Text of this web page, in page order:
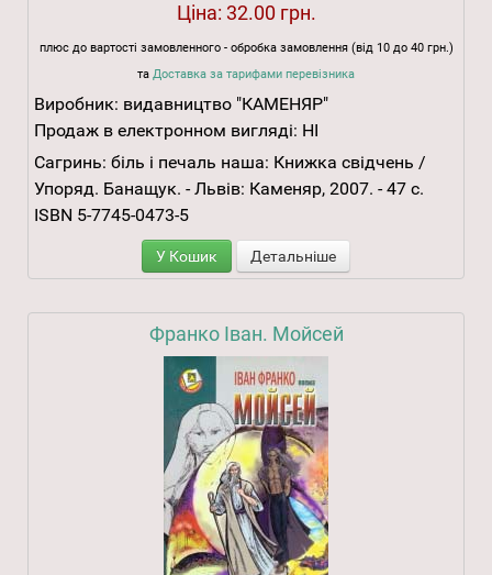
Ціна: 32.00 грн.
плюс до вартості замовленного - обробка замовлення (від 10 до 40 грн.)
та Доставка за тарифами перевізника
Виробник: видавництво "КАМЕНЯР"
Продаж в електронном вигляді: НІ
Сагринь: біль і печаль наша: Книжка свідчень /
Упоряд. Банащук. - Львів: Каменяр, 2007. - 47 с.
ISBN 5-7745-0473-5
У Кошик Детальніше
Франко Іван. Мойсей